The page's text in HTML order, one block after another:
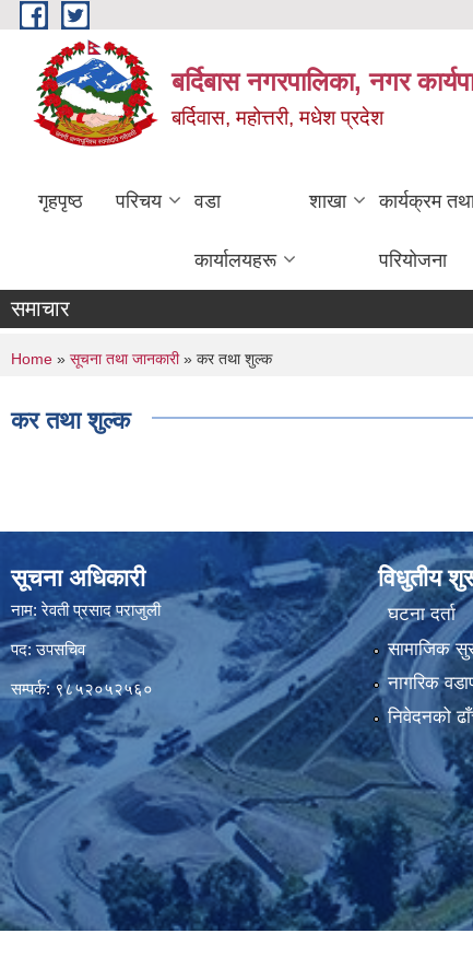
Skip to main content
बर्दिबास नगरपालिका, नगर
बर्दिवास, महोत्तरी, मधेश प्रदेश
गृहपृष्ठ परिचय वडा
कार्यालयहरू
शाखा कार्यक्रम
परियोजना
समाचार
You are here
Home » सूचना तथा जानकारी» कर तथा शुल्क
कर तथा शुल्क
सूचना अधिकारी
नाम: रेवती प्रसाद पराजुली
पद: उपसचिव
सम्पर्क: ९८५२०५२५६०
विधुतीय
घटना दर्ता
सामाजिक
नागरिक
निवेदनको